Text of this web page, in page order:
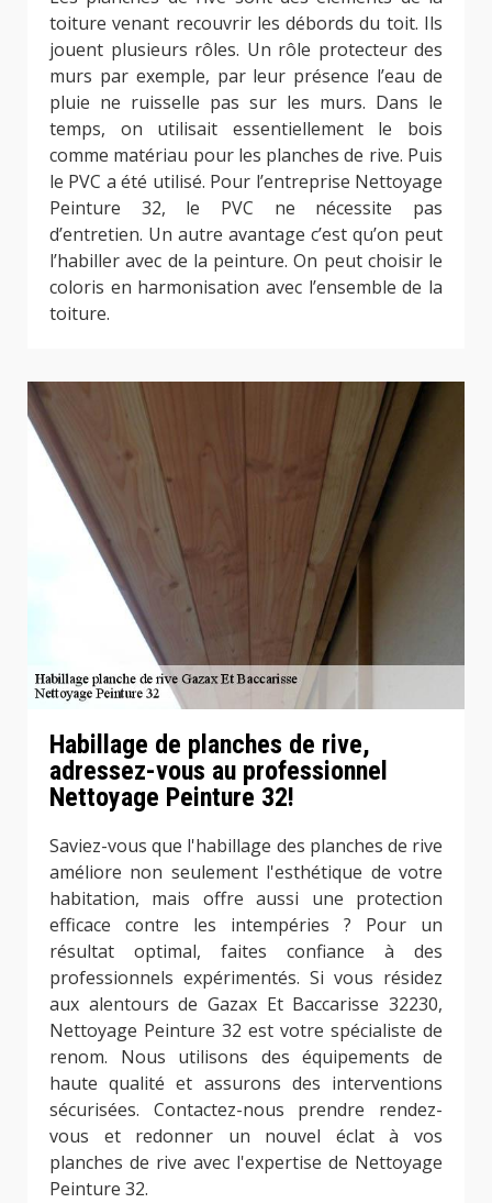
toiture venant recouvrir les débords du toit. Ils
jouent plusieurs rôles. Un rôle protecteur des
murs par exemple, par leur présence l’eau de
pluie ne ruisselle pas sur les murs. Dans le
temps, on utilisait essentiellement le bois
comme matériau pour les planches de rive. Puis
le PVC a été utilisé. Pour l’entreprise Nettoyage
Peinture 32, le PVC ne nécessite pas
d’entretien. Un autre avantage c’est qu’on peut
l’habiller avec de la peinture. On peut choisir le
coloris en harmonisation avec l’ensemble de la
toiture.
Habillage de planches de rive,
adressez-vous au professionnel
Nettoyage Peinture 32!
Saviez-vous que l'habillage des planches de rive
améliore non seulement l'esthétique de votre
habitation, mais offre aussi une protection
efficace contre les intempéries ? Pour un
résultat optimal, faites confiance à des
professionnels expérimentés. Si vous résidez
aux alentours de Gazax Et Baccarisse 32230,
Nettoyage Peinture 32 est votre spécialiste de
renom. Nous utilisons des équipements de
haute qualité et assurons des interventions
sécurisées. Contactez-nous prendre rendez-
vous et redonner un nouvel éclat à vos
planches de rive avec l'expertise de Nettoyage
Peinture 32.